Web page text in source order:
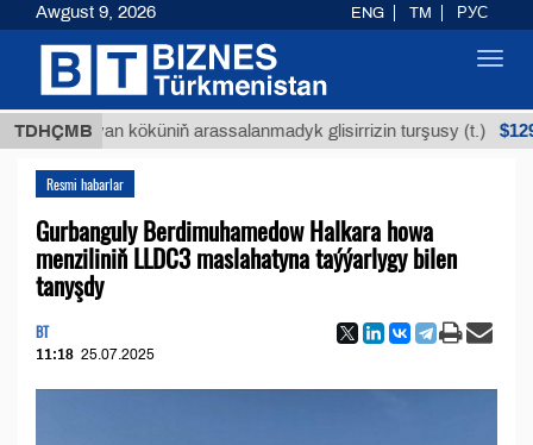
TDHÇMB
Buýan köküniň arassalanmadyk glisirrizin turşusy (t.) $12935,18
Resmi habarlar
Gurbanguly Berdimuhamedow Halkara howa
menziliniň LLDC3 maslahatyna taýýarlygy bilen
tanyşdy
BT
11:18 25.07.2025
Awgust 9, 2026 ENG TM РУС